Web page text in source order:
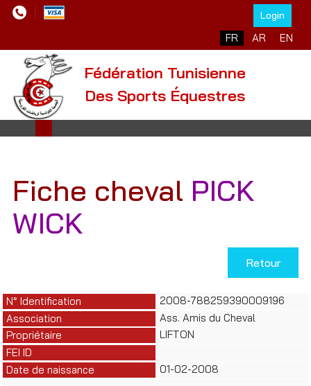
Login
Sélectionnez votre
FR AR EN
Fédération Tunisienne
Des Sports Équestres
Fiche cheval PICK
WICK
Retour
N° Identification
2008-788259390009196
Association
Ass. Amis du Cheval
Propriétaire
LIFTON
FEI ID
Date de naissance
01-02-2008